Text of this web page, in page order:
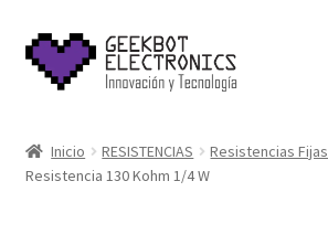
Saltar
a
navegación
Ir
al
contenido
About Us
Inicio RESISTENCIAS Resistencias Fijas
Resistencia 130 Kohm 1/4 W